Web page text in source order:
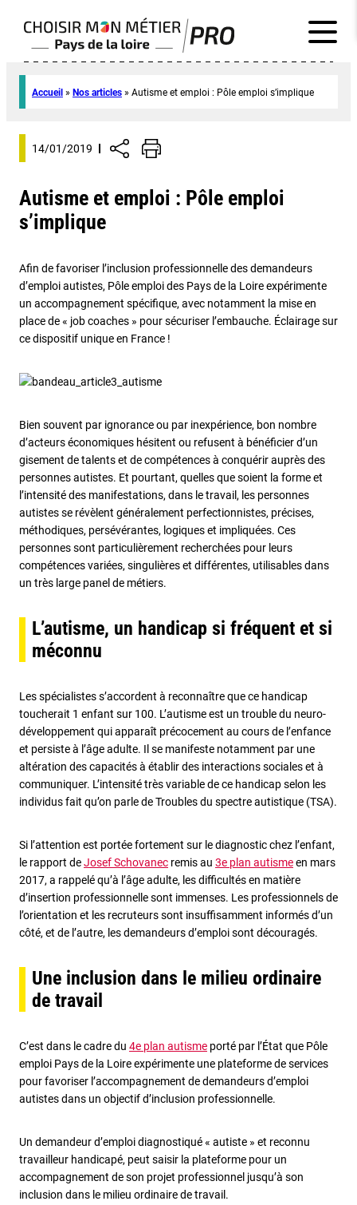
Accueil » Nos articles » Autisme et emploi : Pôle emploi s’implique
14/01/2019
Autisme et emploi : Pôle emploi
s’implique
Afin de favoriser l’inclusion professionnelle des demandeurs
d’emploi autistes, Pôle emploi des Pays de la Loire expérimente
un accompagnement spécifique, avec notamment la mise en
place de « job coaches » pour sécuriser l’embauche. Éclairage sur
ce dispositif unique en France !
Bien souvent par ignorance ou par inexpérience, bon nombre
d’acteurs économiques hésitent ou refusent à bénéficier d’un
gisement de talents et de compétences à conquérir auprès des
personnes autistes. Et pourtant, quelles que soient la forme et
l’intensité des manifestations, dans le travail, les personnes
autistes se révèlent généralement perfectionnistes, précises,
méthodiques, persévérantes, logiques et impliquées. Ces
personnes sont particulièrement recherchées pour leurs
compétences variées, singulières et différentes, utilisables dans
un très large panel de métiers.
L’autisme, un handicap si fréquent et si
méconnu
Les spécialistes s’accordent à reconnaître que ce handicap
toucherait 1 enfant sur 100. L’autisme est un trouble du neuro-
développement qui apparaît précocement au cours de l’enfance
et persiste à l’âge adulte. Il se manifeste notamment par une
altération des capacités à établir des interactions sociales et à
communiquer. L’intensité très variable de ce handicap selon les
individus fait qu’on parle de Troubles du spectre autistique (TSA).
Si l’attention est portée fortement sur le diagnostic chez l’enfant,
le rapport deJosef Schovanec remis au 3e plan autismeen mars
2017, a rappelé qu’à l’âge adulte, les difficultés en matière
d’insertion professionnelle sont immenses. Les professionnels de
l’orientation et les recruteurs sont insuffisamment informés d’un
côté, et de l’autre, les demandeurs d’emploi sont découragés.
Une inclusion dans le milieu ordinaire
de travail
C’est dans le cadre du 4e plan autisme porté par l’État que Pôle
emploi Pays de la Loire expérimente une plateforme de services
pour favoriser l’accompagnement de demandeurs d’emploi
autistes dans un objectif d’inclusion professionnelle.
Un demandeur d’emploi diagnostiqué « autiste » et reconnu
travailleur handicapé, peut saisir la plateforme pour un
accompagnement de son projet professionnel jusqu’à son
inclusion dans le milieu ordinaire de travail.